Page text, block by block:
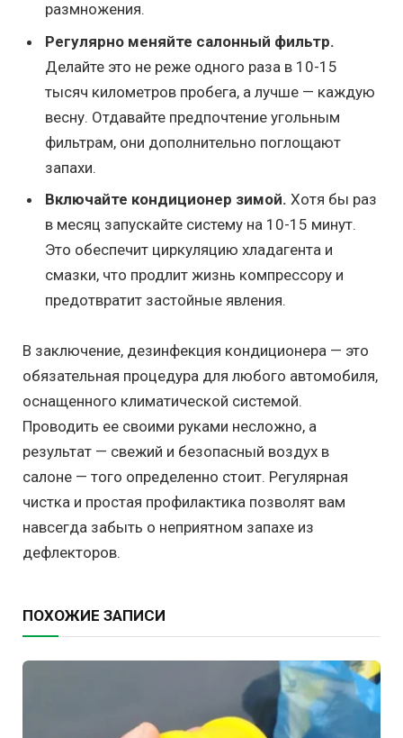
размножения.
Регулярно меняйте салонный фильтр.
Делайте это не реже одного раза в 10-15
тысяч километров пробега, а лучше — каждую
весну. Отдавайте предпочтение угольным
фильтрам, они дополнительно поглощают
запахи.
Включайте кондиционер зимой. Хотя бы раз
в месяц запускайте систему на 10-15 минут.
Это обеспечит циркуляцию хладагента и
смазки, что продлит жизнь компрессору и
предотвратит застойные явления.
В заключение, дезинфекция кондиционера — это
обязательная процедура для любого автомобиля,
оснащенного климатической системой.
Проводить ее своими руками несложно, а
результат — свежий и безопасный воздух в
салоне — того определенно стоит. Регулярная
чистка и простая профилактика позволят вам
навсегда забыть о неприятном запахе из
дефлекторов.
ПОХОЖИЕ ЗАПИСИ